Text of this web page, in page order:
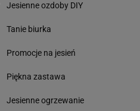
Jesienne ozdoby DIY
Tanie biurka
Promocje na jesień
Piękna zastawa
Jesienne ogrzewanie